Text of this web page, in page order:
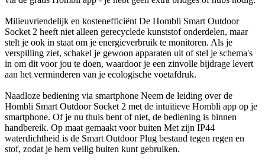
Milieuvriendelijk en kostenefficiënt De Hombli Smart Outdoor
Socket 2 heeft niet alleen gerecyclede kunststof onderdelen, maar
stelt je ook in staat om je energieverbruik te monitoren. Als je
verspilling ziet, schakel je gewoon apparaten uit of stel je schema's
in om dit voor jou te doen, waardoor je een zinvolle bijdrage levert
aan het verminderen van je ecologische voetafdruk.
Naadloze bediening via smartphone Neem de leiding over de
Hombli Smart Outdoor Socket 2 met de intuïtieve Hombli app op je
smartphone. Of je nu thuis bent of niet, de bediening is binnen
handbereik. Op maat gemaakt voor buiten Met zijn IP44
waterdichtheid is de Smart Outdoor Plug bestand tegen regen en
stof, zodat je hem veilig buiten kunt gebruiken.